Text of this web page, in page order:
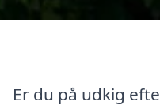
Er du på udkig